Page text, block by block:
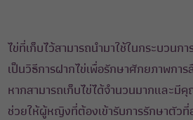
ไข่ที่เก็บไว้สามารถนำมาใช้ในกระบวน
เป็นวิธีการฝากไข่เพื่อรักษาศักยภาพก
หากสามารถเก็บไข่ได้จำนวนมากและมี
ช่วยให้ผู้หญิงที่ต้องเข้ารับการรักษาตัว